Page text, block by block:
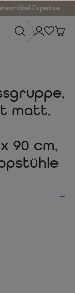
Expertise
matt,
90 cm,